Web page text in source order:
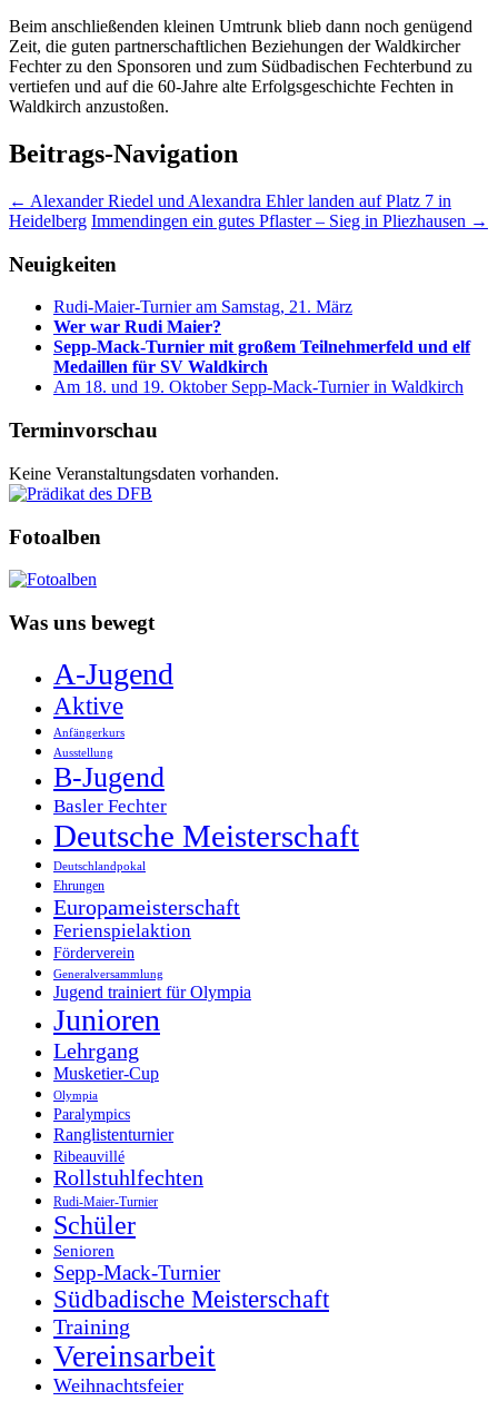
Beim anschließenden kleinen Umtrunk blieb dann noch genügend
Zeit, die guten partnerschaftlichen Beziehungen der Waldkircher
Fechter zu den Sponsoren und zum Südbadischen Fechterbund zu
vertiefen und auf die 60-Jahre alte Erfolgsgeschichte Fechten in
Waldkirch anzustoßen.
Beitrags-Navigation
← Alexander Riedel und Alexandra Ehler landen auf Platz 7 in
Heidelberg Immendingen ein gutes Pflaster – Sieg in Pliezhausen →
Neuigkeiten
Rudi-Maier-Turnier am Samstag, 21. März
Wer war Rudi Maier?
Sepp-Mack-Turnier mit großem Teilnehmerfeld und elf
Medaillen für SV Waldkirch
Am 18. und 19. Oktober Sepp-Mack-Turnier in Waldkirch
Terminvorschau
Keine Veranstaltungsdaten vorhanden.
Fotoalben
Was uns bewegt
A-Jugend
Aktive
Anfängerkurs
Ausstellung
B-Jugend
Basler Fechter
Deutsche Meisterschaft
Deutschlandpokal
Ehrungen
Europameisterschaft
Ferienspielaktion
Förderverein
Generalversammlung
Jugend trainiert für Olympia
Junioren
Lehrgang
Musketier-Cup
Olympia
Paralympics
Ranglistenturnier
Ribeauvillé
Rollstuhlfechten
Rudi-Maier-Turnier
Schüler
Senioren
Sepp-Mack-Turnier
Südbadische Meisterschaft
Training
Vereinsarbeit
Weihnachtsfeier